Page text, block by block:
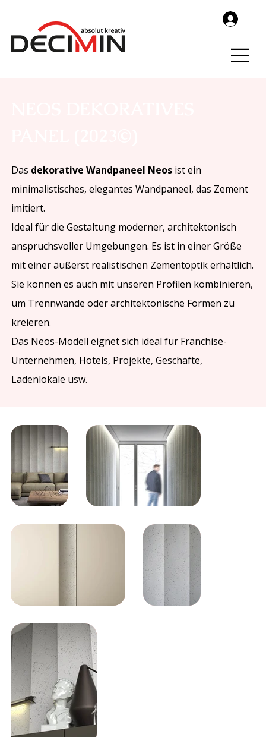
Das dekorative Wandpaneel Neos ist ein
minimalistisches, elegantes Wandpaneel, das Zement
imitiert.
Ideal für die Gestaltung moderner, architektonisch
anspruchsvoller Umgebungen. Es ist in einer Größe
mit einer äußerst realistischen Zementoptik erhältlich.
Sie können es auch mit unseren Profilen kombinieren,
um Trennwände oder architektonische Formen zu
kreieren.
Das Neos-Modell eignet sich ideal für Franchise-
Unternehmen, Hotels, Projekte, Geschäfte,
Ladenlokale usw.